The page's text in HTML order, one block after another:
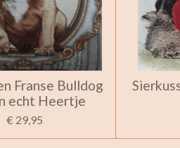
Franse Bulldog
echt Heertje
€ 29,95